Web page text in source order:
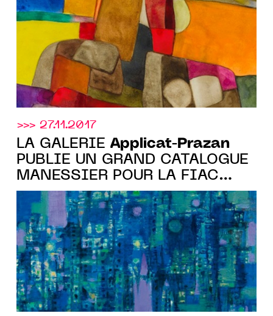
>>> 27.11.2017
LA GALERIE Applicat-Prazan
PUBLIE UN GRAND CATALOGUE
MANESSIER POUR LA FIAC
2012